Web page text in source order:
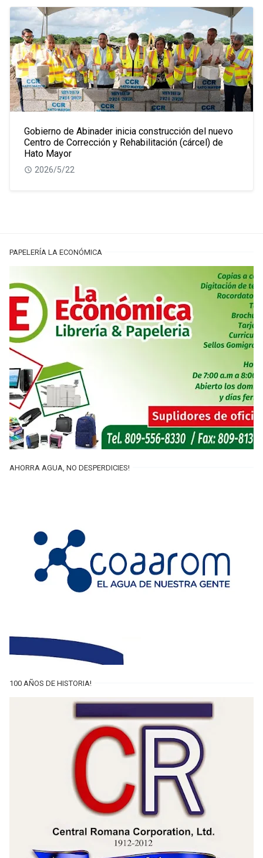
Gobierno de Abinader inicia construcción del nuevo
Centro de Corrección y Rehabilitación (cárcel) de
Hato Mayor
2026/5/22
PAPELERÍA LA ECONÓMICA
AHORRA AGUA, NO DESPERDICIES!
100 AÑOS DE HISTORIA!